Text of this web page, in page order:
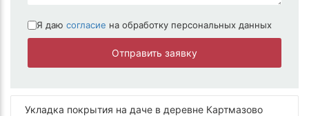
Я даю согласие на обработку персональных данных
Отправить заявку
Укладка покрытия на даче в деревне Картмазово